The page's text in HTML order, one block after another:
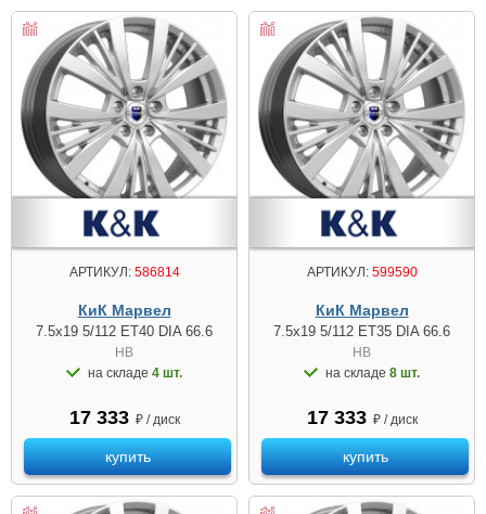
АРТИКУЛ:586814
КиК Марвел
7.5x19 5/112 ET40 DIA 66.6
HB
на складе 4 шт.
17 333 ₽ / диск
купить
АРТИКУЛ:599590
КиК Марвел
7.5x19 5/112 ET35 DIA 66.6
HB
на складе 8 шт.
17 333 ₽ / диск
купить